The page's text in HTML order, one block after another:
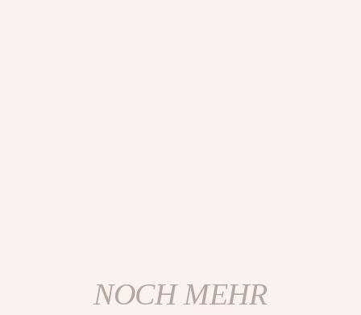
NOCH MEHR